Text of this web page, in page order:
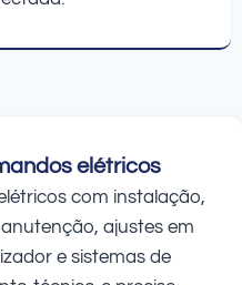
elétricos
com instalação,
ajustes em
e sistemas de